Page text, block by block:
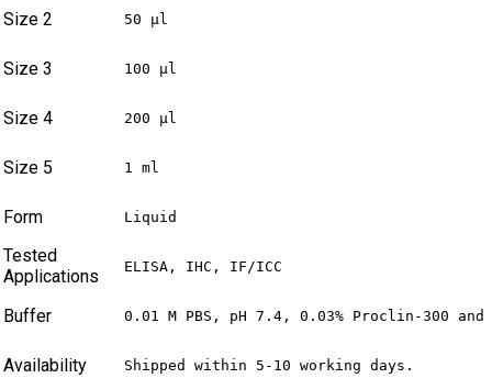
Size 2 50 µl
Size 3 100 µl
Size 4 200 µl
Size 5 1 ml
Form Liquid
Tested
Applications
ELISA, IHC, IF/ICC
Buffer 0.01 M PBS, pH 7.4, 0.03% Proclin-300
Availability Shipped within 5-10 working days.